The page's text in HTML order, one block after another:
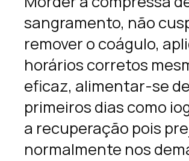
sangramento, não
remover o coágulo,
horários corretos
eficaz, alimentar-se
primeiros dias como
a recuperação pois
normalmente nos